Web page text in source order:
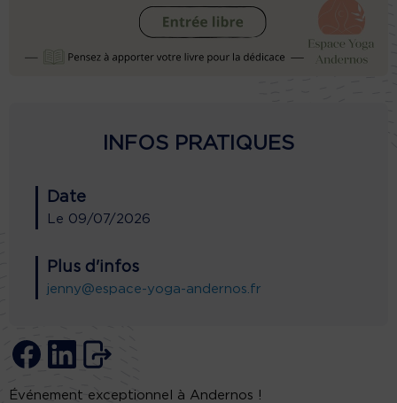
INFOS PRATIQUES
Date
Le 09/07/2026
Plus d'infos
jenny@espace-yoga-andernos.fr
Événement exceptionnel à Andernos !